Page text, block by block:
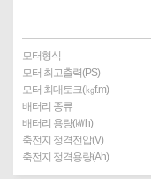
모터형식
모터 최고출력(PS)
모터 최대토크(㎏f.m)
배터리 종류
배터리 용량(㎾h)
축전지 정격전압(V)
축전지 정격용량(Ah)